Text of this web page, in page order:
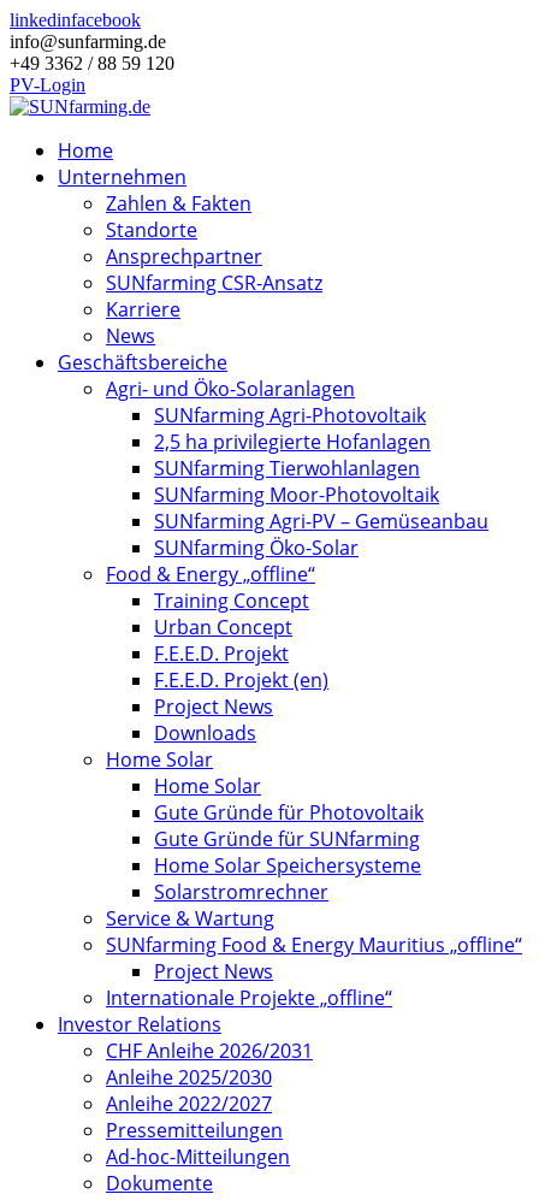
linkedinfacebook
info@sunfarming.de
+49 3362 / 88 59 120
PV-Login
Home
Unternehmen
Zahlen & Fakten
Standorte
Ansprechpartner
SUNfarming CSR-Ansatz
Karriere
News
Geschäftsbereiche
Agri- und Öko-Solaranlagen
SUNfarming Agri-Photovoltaik
2,5 ha privilegierte Hofanlagen
SUNfarming Tierwohlanlagen
SUNfarming Moor-Photovoltaik
SUNfarming Agri-PV – Gemüseanbau
SUNfarming Öko-Solar
Food & Energy „offline“
Training Concept
Urban Concept
F.E.E.D. Projekt
F.E.E.D. Projekt (en)
Project News
Downloads
Home Solar
Home Solar
Gute Gründe für Photovoltaik
Gute Gründe für SUNfarming
Home Solar Speichersysteme
Solarstromrechner
Service & Wartung
SUNfarming Food & Energy Mauritius „offline“
Project News
Internationale Projekte „offline“
Investor Relations
CHF Anleihe 2026/2031
Anleihe 2025/2030
Anleihe 2022/2027
Pressemitteilungen
Ad-hoc-Mitteilungen
Dokumente